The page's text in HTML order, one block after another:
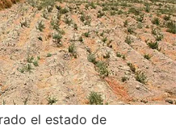
el estado de